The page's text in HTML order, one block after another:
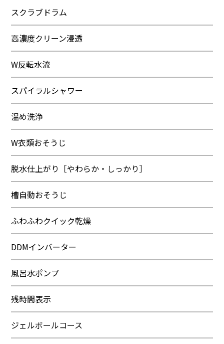
スクラブドラム
高濃度クリーン浸透
W反転水流
スパイラルシャワー
温め洗浄
W衣類おそうじ
脱水仕上がり［やわらか・しっかり］
槽自動おそうじ
ふわふわクイック乾燥
DDMインバーター
風呂水ポンプ
残時間表示
ジェルボールコース